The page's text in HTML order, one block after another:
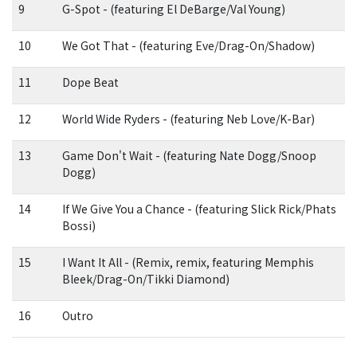
9 G-Spot - (featuring El DeBarge/Val Young)
10 We Got That - (featuring Eve/Drag-On/Shadow)
11 Dope Beat
12 World Wide Ryders - (featuring Neb Love/K-Bar)
13
Game Don't Wait - (featuring Nate Dogg/Snoop
Dogg)
14
If We Give You a Chance - (featuring Slick Rick/Phats
Bossi)
15
I Want It All - (Remix, remix, featuring Memphis
Bleek/Drag-On/Tikki Diamond)
16 Outro